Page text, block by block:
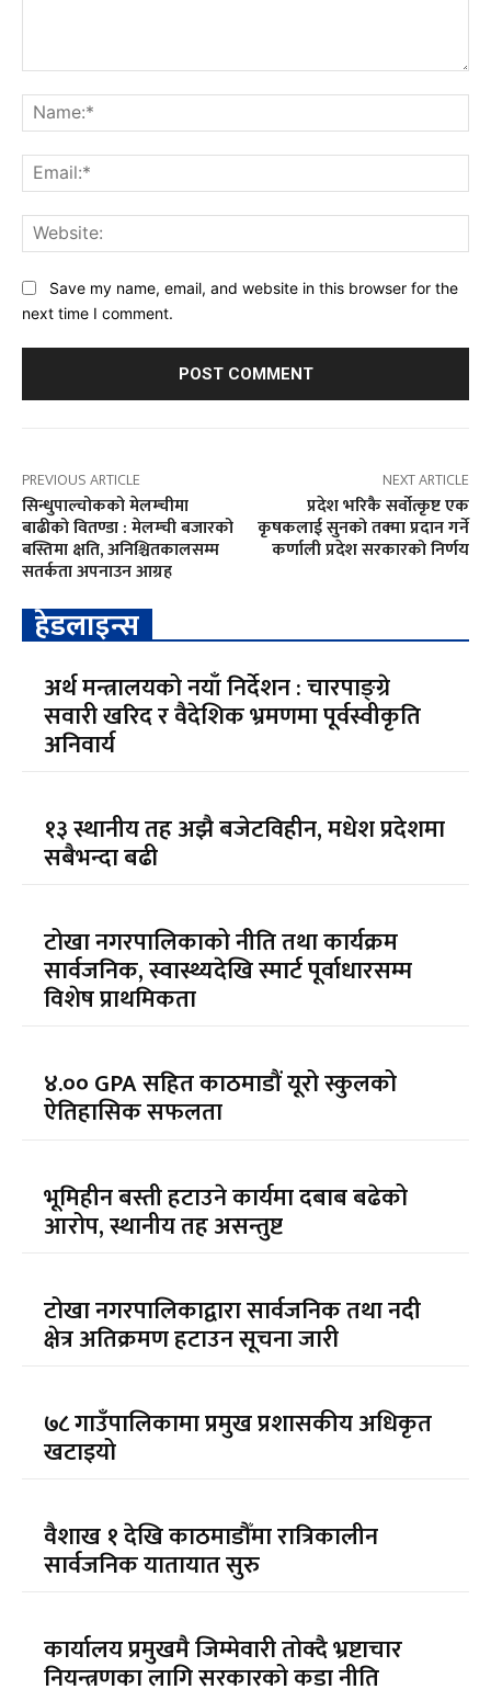
Save my name, email, and website in this browser for the
next time I comment.
PREVIOUS ARTICLE
सिन्धुपाल्चोकको मेलम्चीमा
बाढीको वितण्डा : मेलम्ची बजारको
बस्तिमा क्षति, अनिश्चितकालसम्म
सतर्कता अपनाउन आग्रह
NEXT ARTICLE
प्रदेश भरिकै सर्वोत्कृष्ट एक
कृषकलाई सुनको तक्मा प्रदान गर्ने
कर्णाली प्रदेश सरकारको निर्णय
हेडलाइन्स
अर्थ मन्त्रालयको नयाँ निर्देशन : चारपाङ्ग्रे
सवारी खरिद र वैदेशिक भ्रमणमा पूर्वस्वीकृति
अनिवार्य
१३ स्थानीय तह अझै बजेटविहीन, मधेश प्रदेशमा
सबैभन्दा बढी
टोखा नगरपालिकाको नीति तथा कार्यक्रम
सार्वजनिक, स्वास्थ्यदेखि स्मार्ट पूर्वाधारसम्म
विशेष प्राथमिकता
४.०० GPA सहित काठमाडौं यूरो स्कुलको
ऐतिहासिक सफलता
भूमिहीन बस्ती हटाउने कार्यमा दबाब बढेको
आरोप, स्थानीय तह असन्तुष्ट
टोखा नगरपालिकाद्वारा सार्वजनिक तथा नदी
क्षेत्र अतिक्रमण हटाउन सूचना जारी
७८ गाउँपालिकामा प्रमुख प्रशासकीय अधिकृत
खटाइयो
वैशाख १ देखि काठमाडौँमा रात्रिकालीन
सार्वजनिक यातायात सुरु
कार्यालय प्रमुखमै जिम्मेवारी तोक्दै भ्रष्टाचार
नियन्त्रणका लागि सरकारको कडा नीति